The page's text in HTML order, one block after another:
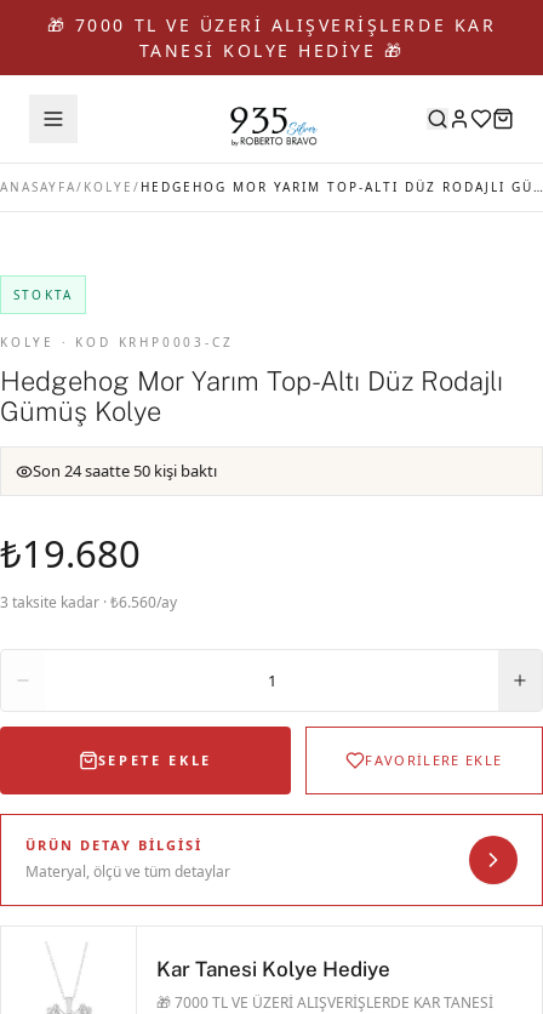
🎁 7000 TL VE ÜZERİ ALIŞVERİŞLERDE KAR
TANESİ KOLYE HEDİYE 🎁
ANASAYFA/ KOLYE / HEDGEHOG MOR YARIM TOP-ALTI DÜZ RODAJLI GÜMÜŞ KOLYE
STOKTA
KOLYE · KOD KRHP0003-CZ
Hedgehog Mor Yarım Top-Altı Düz Rodajlı
Gümüş Kolye
Son 24 saatte 50 kişi baktı
₺19.680
3 taksite kadar · ₺6.560/ay
1
SEPETE EKLE FAVORİLERE EKLE
ÜRÜN DETAY BILGISI
Materyal, ölçü ve tüm detaylar
Kar Tanesi Kolye Hediye
🎁 7000 TL VE ÜZERİ ALIŞVERİŞLERDE KAR TANESİ